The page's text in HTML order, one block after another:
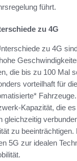
führt.
zu 4G
zu 4G
die bis zu 100 Mal
vorteilhaft für
Kapazität, die
gleichzeitig
zu beeinträchtigen.
5G zur idealen